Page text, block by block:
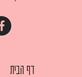
דף הבית